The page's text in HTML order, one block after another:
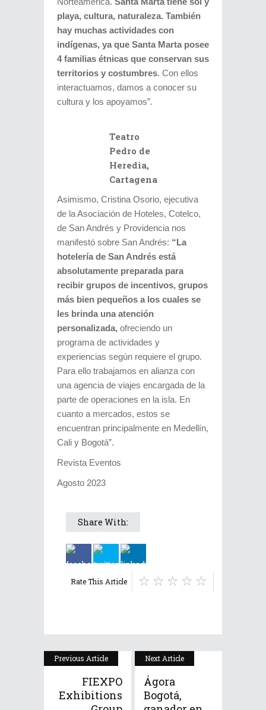
playa, cultura, naturaleza. También
hay muchas actividades con
indígenas, ya que Santa Marta posee
4 familias étnicas que conservan sus
territorios y costumbres. Con ellos
interactuamos, damos a conocer su
cultura y los apoyamos”.
Teatro
Pedro de
Heredia,
Cartagena
Asimismo, Cristina Osorio, ejecutiva
de la Asociación de Hoteles, Cotelco,
de San Andrés y Providencia nos
manifestó sobre San Andrés: “La
hotelería de San Andrés está
absolutamente preparada para
recibir grupos de incentivos, grupos
más bien pequeños a los cuales se
les brinda una atención
personalizada, ofreciendo un
programa de actividades y
experiencias según requiere el grupo.
Para ello trabajamos en alianza con
una agencia de viajes encargada de la
parte de operaciones en la isla. En
cuanto a mercados, estos se
encuentran principalmente en Medellín,
Cali y Bogotá”.
Revista Eventos
Agosto 2023
Share With:
Rate This Article
Previous Article
FIEXPO
Exhibitions
Next Article
Ágora
Bogotá,